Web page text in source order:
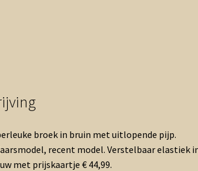
broek in bruin met uitlopende pijp.
recent model. Verstelbaar elastiek
met prijskaartje € 44,99.